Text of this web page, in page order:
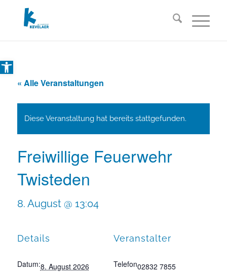
Open toolbar
« Alle Veranstaltungen
Diese Veranstaltung hat bereits stattgefunden.
Freiwillige Feuerwehr
Twisteden
8. August @ 13:04
Details
Datum:8. August 2026
Veranstalter
Telefon02832 7855